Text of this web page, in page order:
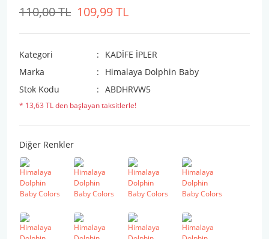
109,99 TL
110,00 TL
Kategori
KADİFE İPLER
Marka
Himalaya Dolphin Baby
Stok Kodu
ABDHRVW5
* 13,63 TL den başlayan taksitlerle!
Diğer Renkler